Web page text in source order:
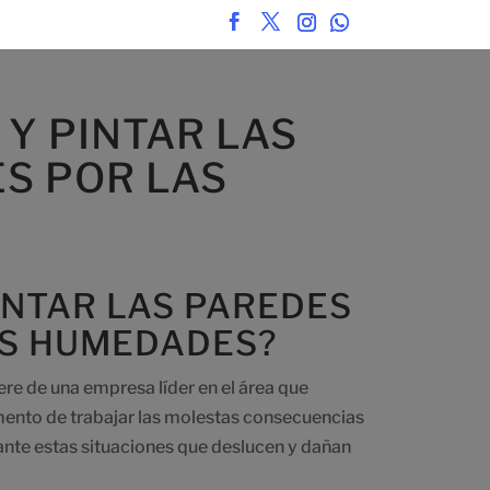
PINTAR LAS
POR LAS
LAS PAREDES
HUMEDADES?
de una empresa líder en el área que
de trabajar las molestas consecuencias
estas situaciones que deslucen y dañan